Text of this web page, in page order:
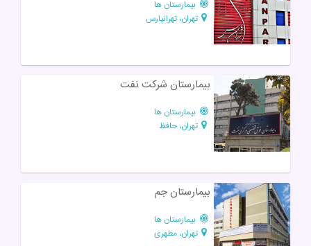
بیمارستان ها
تهران، تهرانپارس
بیمارستان شرکت نفت
بیمارستان ها
تهران، حافظ
بیمارستان جم
بیمارستان ها
تهران، مطهری